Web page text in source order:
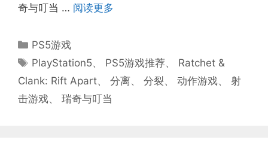
奇与叮当 … 阅读更多
分
类
PS5游戏
标
签
PlayStation5、 PS5游戏推荐、 Ratchet &
Clank: Rift Apart、 分离、 分裂、 动作游戏、 射
击游戏、 瑞奇与叮当